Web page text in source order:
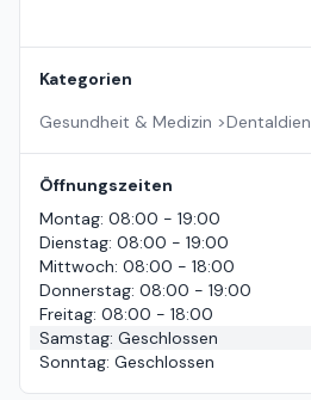
Kategorien
Gesundheit & Medizin >
Öffnungszeiten
Montag: 08:00 - 19:00
Dienstag: 08:00 - 19:00
Mittwoch: 08:00 - 18:00
Donnerstag: 08:00 - 19:00
Freitag: 08:00 - 18:00
Samstag: Geschlossen
Sonntag: Geschlossen